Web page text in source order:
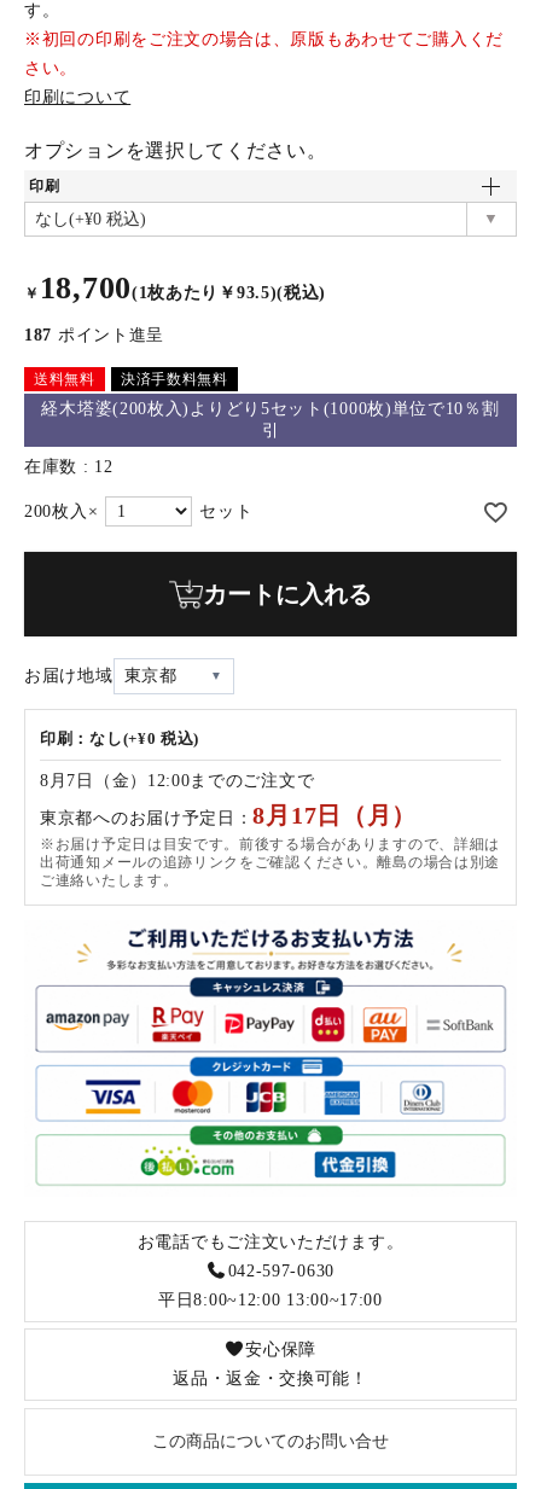
す。
※初回の印刷をご注文の場合は、原版もあわせてご購入くだ
さい。
印刷について
オプションを選択してください。
印刷
￥ 18,700(1枚あたり￥93.5)(税込)
187 ポイント進呈
送料無料 決済手数料無料
経木塔婆(200枚入)よりどり5セット(1000枚)単位で10％割
引
在庫数
12
カートに入れる
お届け地域 東京都
印刷：なし(+¥0 税込)
8月7日（金）12:00までのご注文で
東京都へのお届け予定日：8月17日（月）
※お届け予定日は目安です。前後する場合がありますので、詳細は
出荷通知メールの追跡リンクをご確認ください。離島の場合は別途
ご連絡いたします。
お電話でもご注文いただけます。
042-597-0630
平日8:00~12:00 13:00~17:00
安心保障
返品・返金・交換可能！
この商品についてのお問い合せ